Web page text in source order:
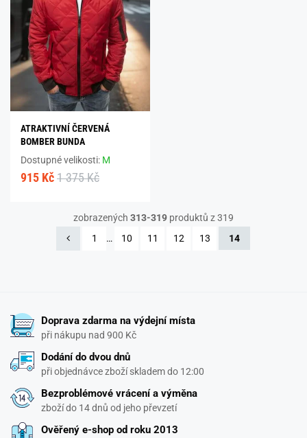
ATRAKTIVNÍ ČERVENÁ
BOMBER BUNDA
Dostupné velikosti: M
915 Kč 1 375 Kč
zobrazených 313-319produktů z 319
1
… 10 11 12 13 14
Doprava zdarma na výdejní místa
při nákupu nad 900 Kč
Dodání do dvou dnů
při objednávce zboží skladem do 12:00
Bezproblémové vrácení a výměna
zboží do 14 dnů od jeho převzetí
Ověřený e-shop od roku 2013